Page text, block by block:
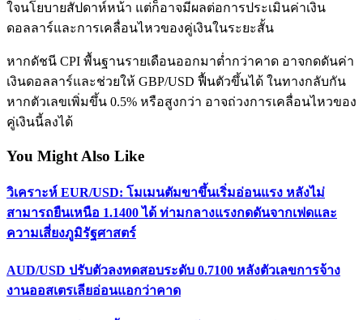
ใจนโยบายสัปดาห์หน้า แต่ก็อาจมีผลต่อการประเมินค่าเงิน
ดอลลาร์และการเคลื่อนไหวของคู่เงินในระยะสั้น
หากดัชนี CPI พื้นฐานรายเดือนออกมาต่ำกว่าคาด อาจกดดันค่า
เงินดอลลาร์และช่วยให้ GBP/USD ฟื้นตัวขึ้นได้ ในทางกลับกัน
หากตัวเลขเพิ่มขึ้น 0.5% หรือสูงกว่า อาจถ่วงการเคลื่อนไหวของ
คู่เงินนี้ลงได้
You Might Also Like
วิเคราะห์ EUR/USD: โมเมนตัมขาขึ้นเริ่มอ่อนแรง หลังไม่
สามารถยืนเหนือ 1.1400 ได้ ท่ามกลางแรงกดดันจากเฟดและ
ความเสี่ยงภูมิรัฐศาสตร์
AUD/USD ปรับตัวลงทดสอบระดับ 0.7100 หลังตัวเลขการจ้าง
งานออสเตรเลียอ่อนแอกว่าคาด